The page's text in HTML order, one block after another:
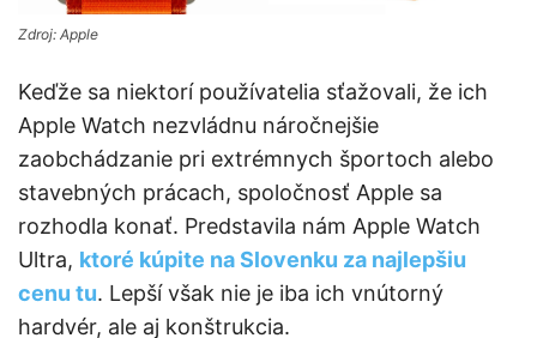
Zdroj: Apple
Keďže sa niektorí používatelia sťažovali, že ich
Apple Watch nezvládnu náročnejšie
zaobchádzanie pri extrémnych športoch alebo
stavebných prácach, spoločnosť Apple sa
rozhodla konať. Predstavila nám Apple Watch
Ultra, ktoré kúpite na Slovenku za najlepšiu
cenu tu. Lepší však nie je iba ich vnútorný
hardvér, ale aj konštrukcia.